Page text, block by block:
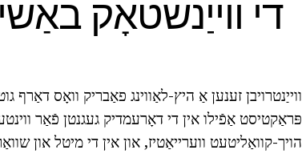
די ווייַנשטאָק
ווייַנטרויבן זענען אַ היץ-לאַווינג פאַבריק וואָס דאַרף
פּראַקטיסט אַפֿילו אין די דאָרעמדיק געגנטן פֿאַר
הויך-קוואַליטעט ווערייאַטיז, און אין די מיטל און